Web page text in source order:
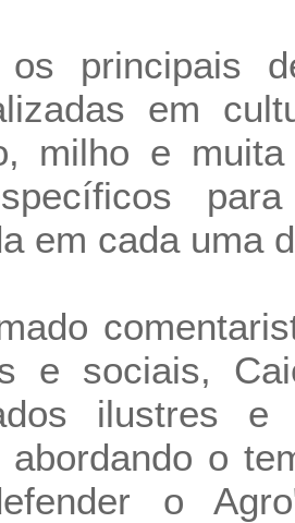
os principais
em
milho e
em cada uma
e sociais,
ilustres
abordando o
o